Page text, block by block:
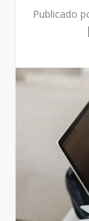
Publicado
|